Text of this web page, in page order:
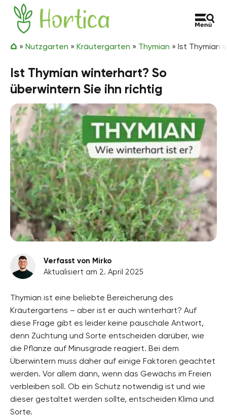
Zum Inhalt springen
Hortica
» Nutzgarten » Kräutergarten » Thymian » Ist Thymian
Ist Thymian winterhart? So
überwintern Sie ihn richtig
Verfasst von Mirko
Aktualisiert am 2. April 2025
Thymian ist eine beliebte Bereicherung des
Kräutergartens – aber ist er auch winterhart? Auf
diese Frage gibt es leider keine pauschale Antwort,
denn Züchtung und Sorte entscheiden darüber, wie
die Pflanze auf Minusgrade reagiert. Bei dem
Überwintern muss daher auf einige Faktoren geachtet
werden. Vor allem dann, wenn das Gewächs im Freien
verbleiben soll. Ob ein Schutz notwendig ist und wie
dieser gestaltet werden sollte, entscheiden Klima und
Sorte.